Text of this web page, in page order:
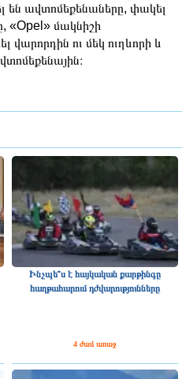
Ինչպե՞ս է հայկական քարթինգը
հաղթահարում դժվարությունները
4 ժամ առաջ
են ավտոմեքենաները, փակել
«Opel» մակնիշի
վարորդին ու մեկ ուղևորի և